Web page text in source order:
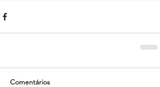
Comentários